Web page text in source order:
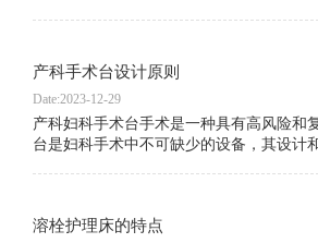
产科手术台设计原则
Date:2023-12-29
产科妇科手术台手术是一种具有高风险和
台是妇科手术中不可缺少的设备，其设计
溶栓护理床的特点